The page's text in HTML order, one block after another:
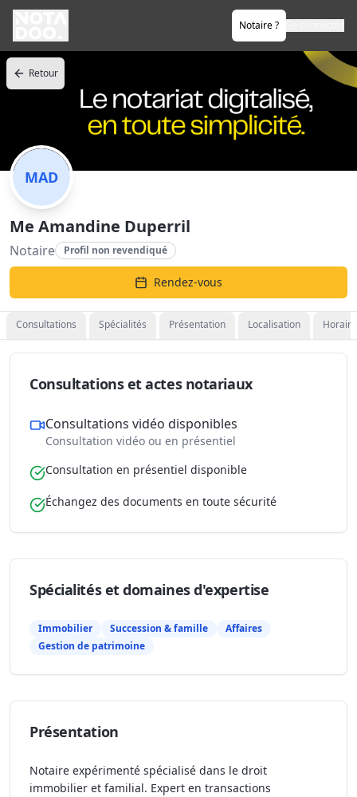
Notaire ?
Retour
MAD
Me Amandine Duperril
Notaire Profil non revendiqué
Rendez-vous
Consultations Spécialités Présentation Localisation
Consultations et actes notariaux
Consultations vidéo disponibles
Consultation vidéo ou en présentiel
Consultation en présentiel disponible
Échangez des documents en toute sécurité
Spécialités et domaines d'expertise
Immobilier Succession & famille
Affaires
Gestion de patrimoine
Présentation
Notaire expérimenté spécialisé dans le droit
immobilier et familial. Expert en transactions